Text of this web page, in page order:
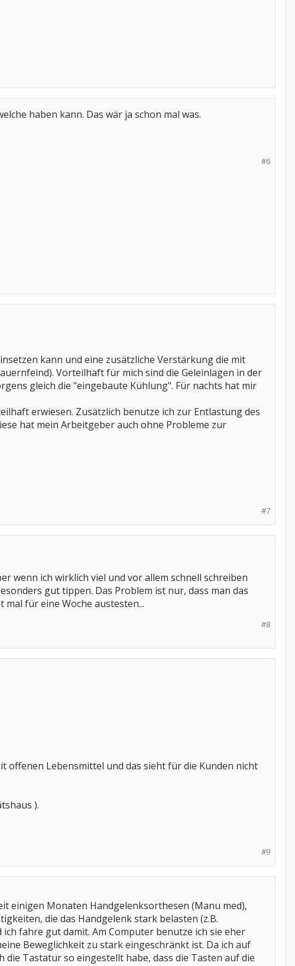
haben kann. Das wär ja schon mal was.
#6
kann und eine zusätzliche Verstärkung die mit
Vorteilhaft für mich sind die Geleinlagen in der
gleich die "eingebaute Kühlung". Für nachts hat mir
erwiesen. Zusätzlich benutze ich zur Entlastung des
hat mein Arbeitgeber auch ohne Probleme zur
#7
wenn ich wirklich viel und vor allem schnell schreiben
gut tippen. Das Problem ist nur, dass man das
für eine Woche austesten...
#8
offenen Lebensmittel und das sieht für die Kunden nicht
).
#9
einigen Monaten Handgelenksorthesen (Manu med),
die das Handgelenk stark belasten (z.B.
fahre gut damit. Am Computer benutze ich sie eher
Beweglichkeit zu stark eingeschränkt ist. Da ich auf
Tastatur so eingestellt habe, dass die Tasten auf die